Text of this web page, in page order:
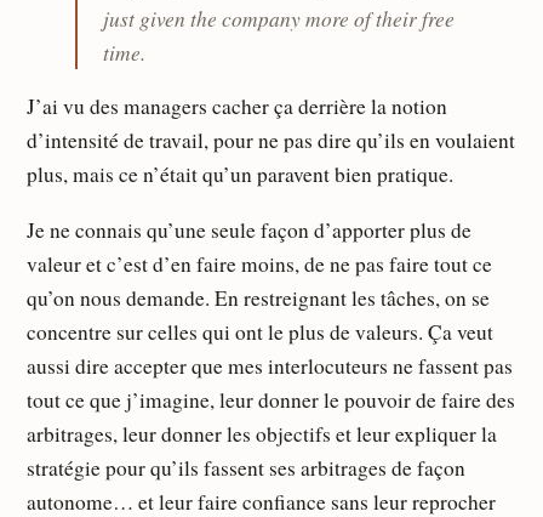
just given the company more of their free
time.
J’ai vu des managers cacher ça derrière la notion
d’intensité de travail, pour ne pas dire qu’ils en voulaient
plus, mais ce n’était qu’un paravent bien pratique.
Je ne connais qu’une seule façon d’apporter plus de
valeur et c’est d’en faire moins, de ne pas faire tout ce
qu’on nous demande. En restreignant les tâches, on se
concentre sur celles qui ont le plus de valeurs. Ça veut
aussi dire accepter que mes interlocuteurs ne fassent pas
tout ce que j’imagine, leur donner le pouvoir de faire des
arbitrages, leur donner les objectifs et leur expliquer la
stratégie pour qu’ils fassent ses arbitrages de façon
autonome… et leur faire confiance sans leur reprocher